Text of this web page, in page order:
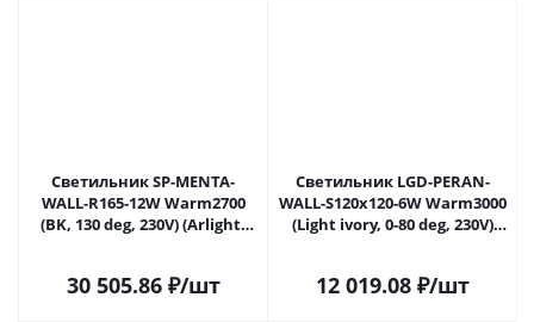
Светильник SP-MENTA-
WALL-R165-12W Warm2700
(BK, 130 deg, 230V) (Arlight,
30 505.86₽/шт
Светильник LGD-PERAN-
WALL-S120x120-6W Warm3000
(Light ivory, 0-80 deg, 230V)
12 019.08₽/шт